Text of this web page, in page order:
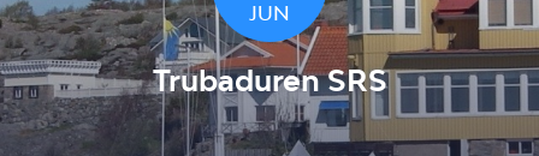
JUN
Trubaduren SRS